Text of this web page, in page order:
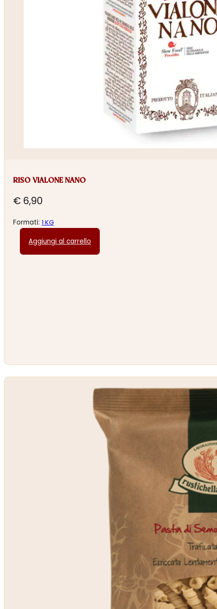
RISO VIALONE NANO
€ 6,90
Formati:1 KG
Aggiungi al carrello